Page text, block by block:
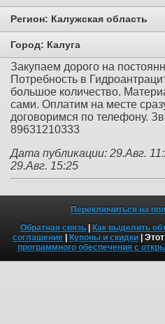
Регион: Калужская область
Город: Калуга
Закупаем дорого на
Потребность в
большое количество.
сами. Оплатим на месте
договоримся по телефону.
89631210333
Дата публикации: 29.Авг.
29.Авг. 15:25
Переключиться на
Обратная связь| Как выделить
соглашение | Купоны и скидки |
программного обеспечения с